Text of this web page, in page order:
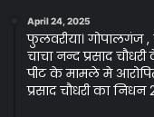
April 24, 2025
फुलवरीया। गोपालगंज ,
चाचा नन्द प्रसाद
पीट के मामले मे
प्रसाद चौधरी का